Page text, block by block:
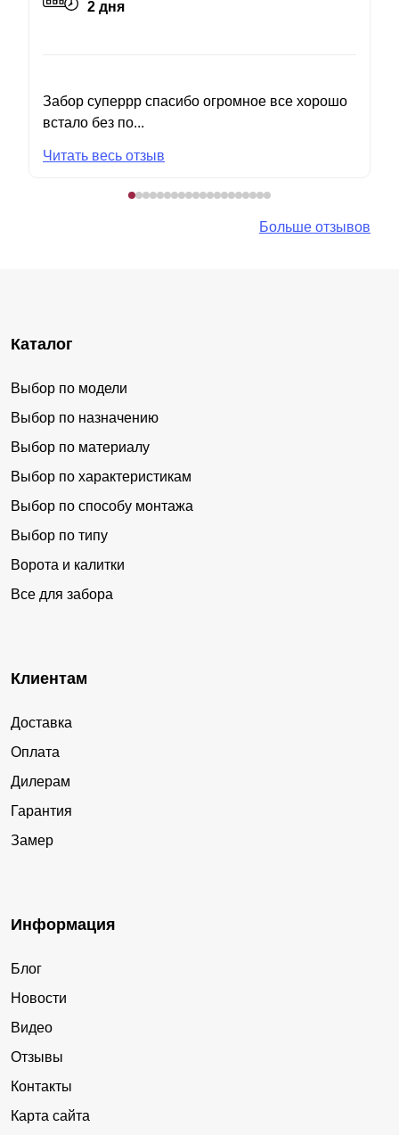
2 дня
Забор суперрр спасибо огромное все хорошо
встало без по...
Читать весь отзыв
Больше отзывов
Каталог
Выбор по модели
Выбор по назначению
Выбор по материалу
Выбор по характеристикам
Выбор по способу монтажа
Выбор по типу
Ворота и калитки
Все для забора
Клиентам
Доставка
Оплата
Дилерам
Гарантия
Замер
Информация
Блог
Новости
Видео
Отзывы
Контакты
Карта сайта